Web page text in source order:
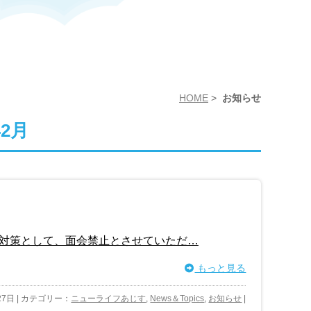
HOME > お知らせ
月
策として、面会禁止とさせていただ…
もっと見る
日 | カテゴリー： ニューライフあじす, News＆Topics, お知らせ |